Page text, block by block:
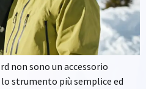
non sono un accessorio
strumento più semplice ed